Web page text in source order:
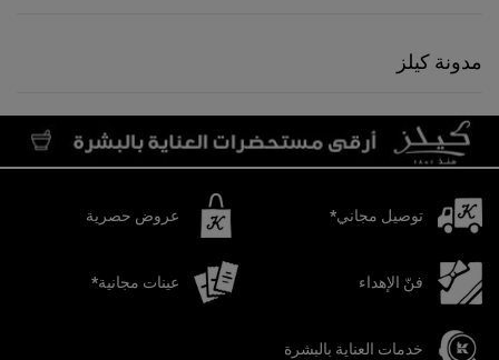
مدونة كيلز
توصيل مجاني* عروض حصرية
فنّ الإهداء عينات مجانية*
خدمات العناية بالبشرة